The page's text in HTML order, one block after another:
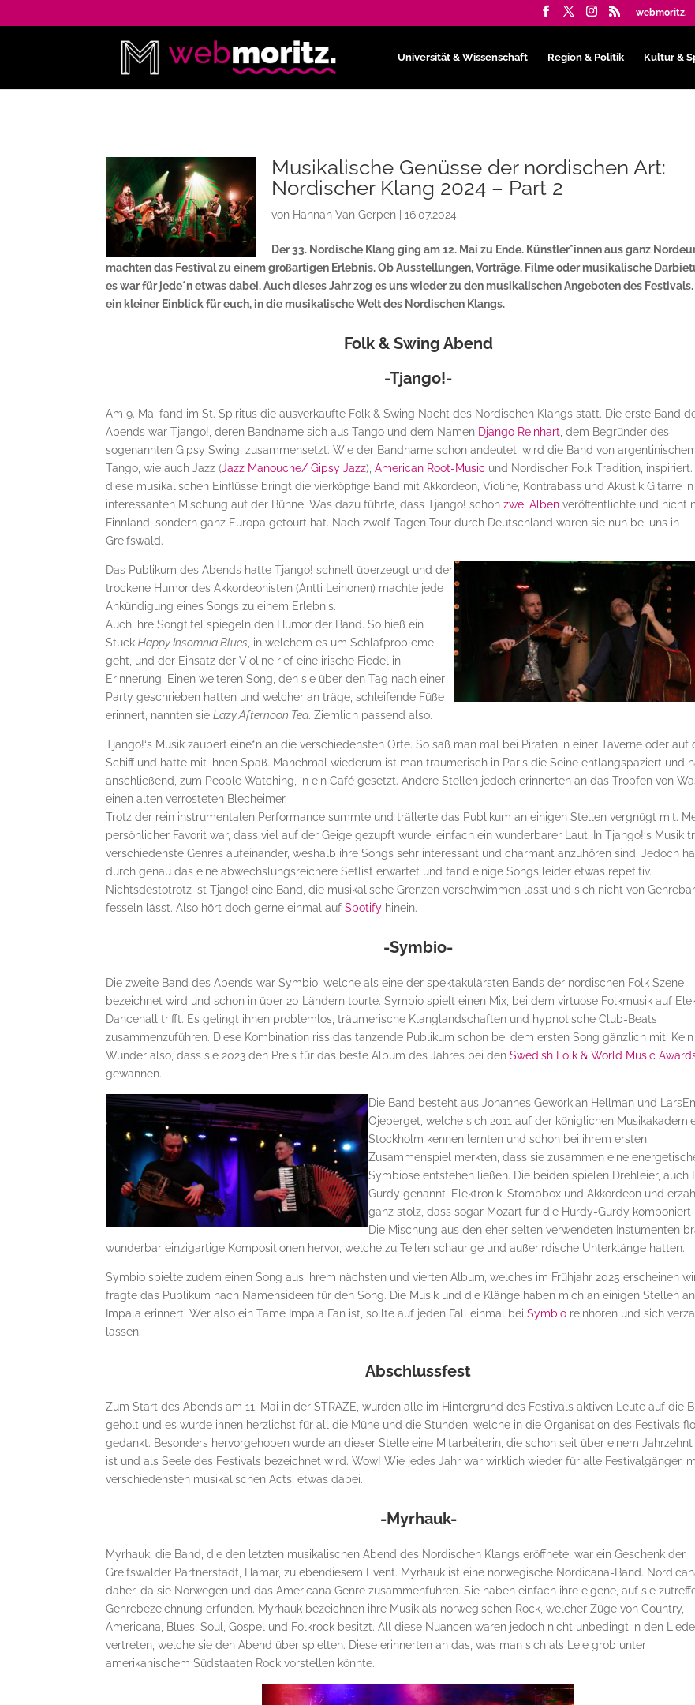
webmoritz.
Universität & Wissenschaft Region & Politik Kultur &
Musikalische Genüsse der nordischen Art:
Nordischer Klang 2024 – Part 2
von Hannah Van Gerpen |16.07.2024
Der 33. Nordische Klang ging am 12. Mai zu Ende. Künstler*innen aus ganz
machten das Festival zu einem großartigen Erlebnis. Ob Ausstellungen, Vorträge, Filme oder musikalische
es war für jede*n etwas dabei. Auch dieses Jahr zog es uns wieder zu den musikalischen Angeboten des
ein kleiner Einblick für euch, in die musikalische Welt des Nordischen Klangs.
Folk & Swing Abend
-Tjango!-
Am 9. Mai fand im St. Spiritus die ausverkaufte Folk & Swing Nacht des Nordischen Klangs statt. Die erste Band
Abends war Tjango!, deren Bandname sich aus Tango und dem Namen Django Reinhart , dem Begründer des
sogenannten Gipsy Swing, zusammensetzt. Wie der Bandname schon andeutet, wird die Band von
Tango, wie auch Jazz (Jazz Manouche/ Gipsy Jazz),American Root-Music und Nordischer Folk Tradition, inspiriert.
diese musikalischen Einflüsse bringt die vierköpfige Band mit Akkordeon, Violine, Kontrabass und Akustik Gitarre
interessanten Mischung auf der Bühne. Was dazu führte, dass Tjango! schonzwei Alben veröffentlichte und nicht
Finnland, sondern ganz Europa getourt hat. Nach zwölf Tagen Tour durch Deutschland waren sie nun bei uns in
Greifswald.
Das Publikum des Abends hatte Tjango! schnell überzeugt und der
trockene Humor des Akkordeonisten (Antti Leinonen) machte jede
Ankündigung eines Songs zu einem Erlebnis.
Auch ihre Songtitel spiegeln den Humor der Band. So hieß ein
StückHappy Insomnia Blues , in welchem es um Schlafprobleme
geht, und der Einsatz der Violine rief eine irische Fiedel in
Erinnerung. Einen weiteren Song, den sie über den Tag nach einer
Party geschrieben hatten und welcher an träge, schleifende Füße
erinnert, nannten sieLazy Afternoon Tea. Ziemlich passend also.
Tjango!‘s Musik zaubert eine*n an die verschiedensten Orte. So saß man mal bei Piraten in einer Taverne oder auf
Schiff und hatte mit ihnen Spaß. Manchmal wiederum ist man träumerisch in Paris die Seine entlangspaziert und
anschließend, zum People Watching, in ein Café gesetzt. Andere Stellen jedoch erinnerten an das Tropfen von
einen alten verrosteten Blecheimer.
Trotz der rein instrumentalen Performance summte und trällerte das Publikum an einigen Stellen vergnügt mit.
persönlicher Favorit war, dass viel auf der Geige gezupft wurde, einfach ein wunderbarer Laut. In Tjango!‘s Musik
verschiedenste Genres aufeinander, weshalb ihre Songs sehr interessant und charmant anzuhören sind. Jedoch
durch genau das eine abwechslungsreichere Setlist erwartet und fand einige Songs leider etwas repetitiv.
Nichtsdestotrotz ist Tjango! eine Band, die musikalische Grenzen verschwimmen lässt und sich nicht von
fesseln lässt. Also hört doch gerne einmal aufSpotify hinein.
-Symbio-
Die zweite Band des Abends war Symbio, welche als eine der spektakulärsten Bands der nordischen Folk Szene
bezeichnet wird und schon in über 20 Ländern tourte. Symbio spielt einen Mix, bei dem virtuose Folkmusik auf
Dancehall trifft. Es gelingt ihnen problemlos, träumerische Klanglandschaften und hypnotische Club-Beats
zusammenzuführen. Diese Kombination riss das tanzende Publikum schon bei dem ersten Song gänzlich mit. Kein
Wunder also, dass sie 2023 den Preis für das beste Album des Jahres bei denSwedish Folk & World Music
gewannen.
Die Band besteht aus Johannes Geworkian Hellman und
Öjeberget, welche sich 2011 auf der königlichen
Stockholm kennen lernten und schon bei ihrem ersten
Zusammenspiel merkten, dass sie zusammen eine
Symbiose entstehen ließen. Die beiden spielen Drehleier, auch
Gurdy genannt, Elektronik, Stompbox und Akkordeon und
ganz stolz, dass sogar Mozart für die Hurdy-Gurdy komponiert
Die Mischung aus den eher selten verwendeten Instumenten
wunderbar einzigartige Kompositionen hervor, welche zu Teilen schaurige und außerirdische Unterklänge hatten.
Symbio spielte zudem einen Song aus ihrem nächsten und vierten Album, welches im Frühjahr 2025 erscheinen
fragte das Publikum nach Namensideen für den Song. Die Musik und die Klänge haben mich an einigen Stellen
Impala erinnert. Wer also ein Tame Impala Fan ist, sollte auf jeden Fall einmal beiSymbio reinhören und sich
lassen.
Abschlussfest
Zum Start des Abends am 11. Mai in der STRAZE, wurden alle im Hintergrund des Festivals aktiven Leute auf die
geholt und es wurde ihnen herzlichst für all die Mühe und die Stunden, welche in die Organisation des Festivals
gedankt. Besonders hervorgehoben wurde an dieser Stelle eine Mitarbeiterin, die schon seit über einem
ist und als Seele des Festivals bezeichnet wird. Wow! Wie jedes Jahr war wirklich wieder für alle Festivalgänger,
verschiedensten musikalischen Acts, etwas dabei.
-Myrhauk-
Myrhauk, die Band, die den letzten musikalischen Abend des Nordischen Klangs eröffnete, war ein Geschenk der
Greifswalder Partnerstadt, Hamar, zu ebendiesem Event. Myrhauk ist eine norwegische Nordicana-Band.
daher, da sie Norwegen und das Americana Genre zusammenführen. Sie haben einfach ihre eigene, auf sie
Genrebezeichnung erfunden. Myrhauk bezeichnen ihre Musik als norwegischen Rock, welcher Züge von Country,
Americana, Blues, Soul, Gospel und Folkrock besitzt. All diese Nuancen waren jedoch nicht unbedingt in den
vertreten, welche sie den Abend über spielten. Diese erinnerten an das, was man sich als Leie grob unter
amerikanischem Südstaaten Rock vorstellen könnte.